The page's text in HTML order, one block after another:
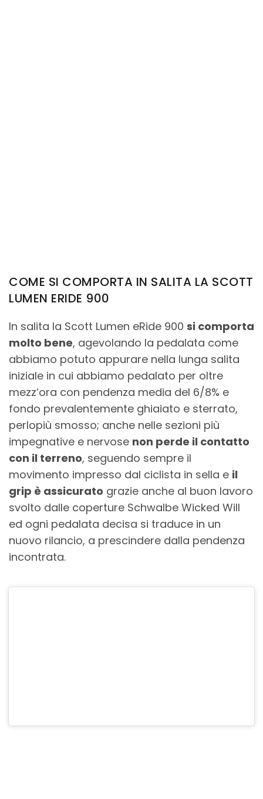
COME SI COMPORTA IN SALITA LA SCOTT
LUMEN ERIDE 900
In salita la Scott Lumen eRide 900 si comporta
molto bene, agevolando la pedalata come
abbiamo potuto appurare nella lunga salita
iniziale in cui abbiamo pedalato per oltre
mezz’ora con pendenza media del 6/8% e
fondo prevalentemente ghiaiato e sterrato,
perlopiù smosso; anche nelle sezioni più
impegnative e nervose non perde il contatto
con il terreno, seguendo sempre il
movimento impresso dal ciclista in sella e il
grip è assicurato grazie anche al buon lavoro
svolto dalle coperture Schwalbe Wicked Will
ed ogni pedalata decisa si traduce in un
nuovo rilancio, a prescindere dalla pendenza
incontrata.